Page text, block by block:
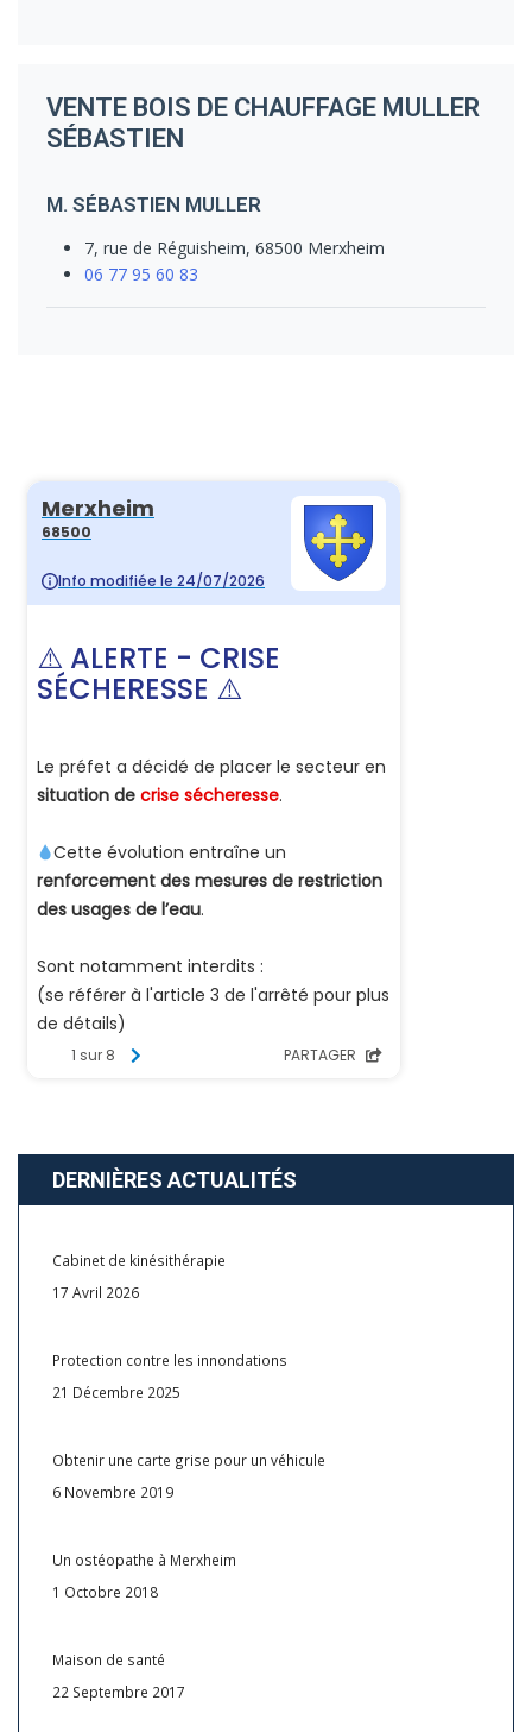
VENTE BOIS DE CHAUFFAGE MULLER
SÉBASTIEN
M. SÉBASTIEN MULLER
7, rue de Réguisheim, 68500 Merxheim
06 77 95 60 83
DERNIÈRES ACTUALITÉS
Cabinet de kinésithérapie
17 Avril 2026
Protection contre les innondations
21 Décembre 2025
Obtenir une carte grise pour un véhicule
6 Novembre 2019
Un ostéopathe à Merxheim
1 Octobre 2018
Maison de santé
22 Septembre 2017